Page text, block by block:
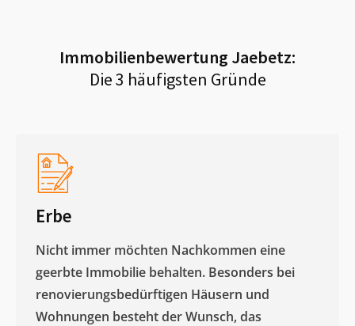
Immobilienbewertung Jaebetz:
Die 3 häufigsten Gründe
Erbe
Nicht immer möchten Nachkommen eine
geerbte Immobilie behalten. Besonders bei
renovierungsbedürftigen Häusern und
Wohnungen besteht der Wunsch, das